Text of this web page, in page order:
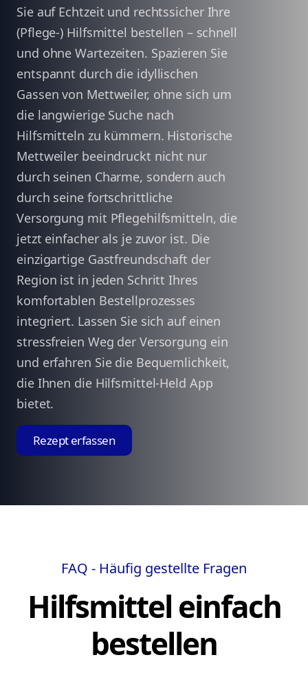
Sie auf Echtzeit und rechtssicher Ihre
(Pflege-) Hilfsmittel bestellen – schnell
und ohne Wartezeiten. Spazieren Sie
entspannt durch die idyllischen
Gassen von Mettweiler, ohne sich um
die langwierige Suche nach
Hilfsmitteln zu kümmern. Historische
Mettweiler beeindruckt nicht nur
durch seinen Charme, sondern auch
durch seine fortschrittliche
Versorgung mit Pflegehilfsmitteln, die
jetzt einfacher als je zuvor ist. Die
einzigartige Gastfreundschaft der
Region ist in jeden Schritt Ihres
komfortablen Bestellprozesses
integriert. Lassen Sie sich auf einen
stressfreien Weg der Versorgung ein
und erfahren Sie die Bequemlichkeit,
die Ihnen die Hilfsmittel-Held App
bietet.
Rezept erfassen
FAQ - Häufig gestellte Fragen
Hilfsmittel einfach
bestellen